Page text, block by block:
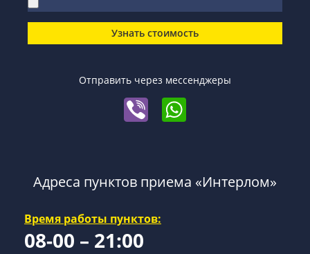
Узнать стоимость
Отправить через мессенджеры
Адреса пунктов приема «Интерлом»
Время работы пунктов:
08-00 – 21:00